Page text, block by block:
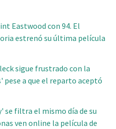
Eastwood con 94. El
estrenó su última película
sigue frustrado con la
pese a que el reparto aceptó
se filtra el mismo día de su
ven online la película de